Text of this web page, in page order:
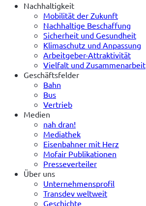
Nachhaltigkeit
Mobilität der Zukunft
Nachhaltige Beschaffung
Sicherheit und Gesundheit
Klimaschutz und Anpassung
Arbeitgeber-Attraktivität
Vielfalt und Zusammenarbeit
Geschäftsfelder
Bahn
Bus
Vertrieb
Medien
nah dran!
Mediathek
Eisenbahner mit Herz
Mofair Publikationen
Presseverteiler
Über uns
Unternehmensprofil
Transdev weltweit
Geschichte